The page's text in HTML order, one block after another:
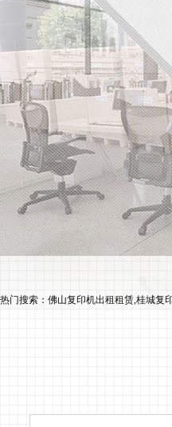
热门搜索：佛山复印机出租租赁,桂城复